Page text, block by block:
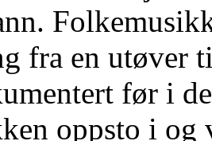
fra en utøver
før i
oppsto i og